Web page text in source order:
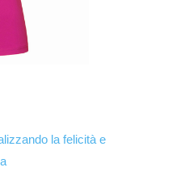
la felicità e